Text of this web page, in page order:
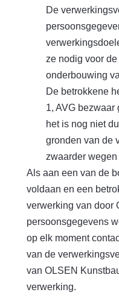
De
ze nodig voor
onderbouwing
De betrokkene
1, AVG bezwaar
het is nog niet
gronden van de
zwaarder
Als aan een van de
voldaan en een
verwerking van door
persoonsgegevens
op elk moment
van de
van OLSEN
verwerking.